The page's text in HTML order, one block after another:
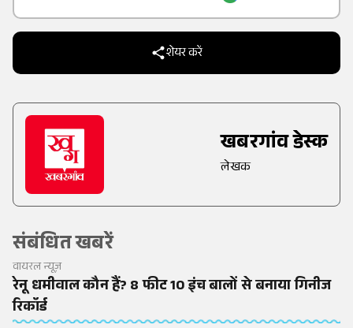
शेयर करें
खबरगांव डेस्क
लेखक
संबंधित खबरें
वायरल न्यूज़
रेनू धमीवाल कौन हैं? 8 फीट 10 इंच बालों से बनाया गिनीज
रिकॉर्ड